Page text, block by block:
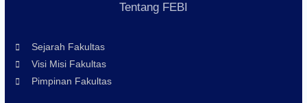
Tentang FEBI
Sejarah Fakultas
Visi Misi Fakultas
Pimpinan Fakultas